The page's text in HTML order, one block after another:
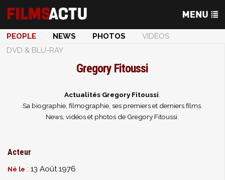
PEOPLE NEWS PHOTOS
VIDÉOS
DVD & BLU-RAY
Gregory Fitoussi
Actualités Gregory Fitoussi
Sa biographie, filmographie, ses premiers et derniers films.
News, vidéos et photos de Gregory Fitoussi.
Acteur
Né le : 13 Août 1976